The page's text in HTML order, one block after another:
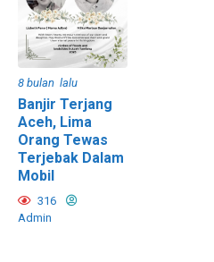
8 bulan lalu
Banjir Terjang
Aceh, Lima
Orang Tewas
Terjebak Dalam
Mobil
316
Admin